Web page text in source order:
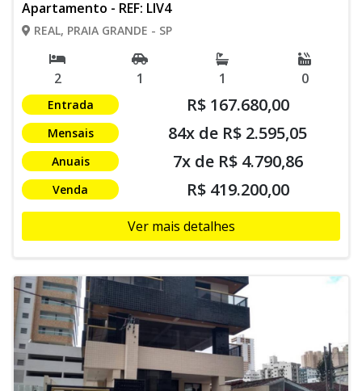
Apartamento - REF: LIV4
REAL, PRAIA GRANDE - SP
2 1 1 0
Entrada R$ 167.680,00
Mensais 84x de R$ 2.595,05
Anuais 7x de R$ 4.790,86
Venda R$ 419.200,00
Ver mais detalhes